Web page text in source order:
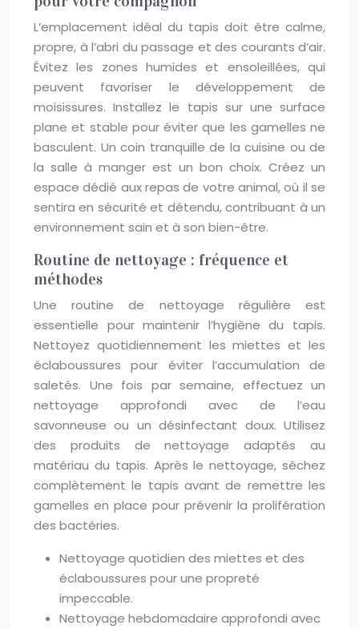
L’emplacement idéal du tapis doit être calme,
propre, à l’abri du passage et des courants d’air.
Évitez les zones humides et ensoleillées, qui
peuvent favoriser le développement de
moisissures. Installez le tapis sur une surface
plane et stable pour éviter que les gamelles ne
basculent. Un coin tranquille de la cuisine ou de
la salle à manger est un bon choix. Créez un
espace dédié aux repas de votre animal, où il se
sentira en sécurité et détendu, contribuant à un
environnement sain et à son bien-être.
Routine de nettoyage : fréquence et
méthodes
Une routine de nettoyage régulière est
essentielle pour maintenir l’hygiène du tapis.
Nettoyez quotidiennement les miettes et les
éclaboussures pour éviter l’accumulation de
saletés. Une fois par semaine, effectuez un
nettoyage approfondi avec de l’eau
savonneuse ou un désinfectant doux. Utilisez
des produits de nettoyage adaptés au
matériau du tapis. Après le nettoyage, séchez
complètement le tapis avant de remettre les
gamelles en place pour prévenir la prolifération
des bactéries.
Nettoyage quotidien des miettes et des
éclaboussures pour une propreté
impeccable.
Nettoyage hebdomadaire approfondi avec